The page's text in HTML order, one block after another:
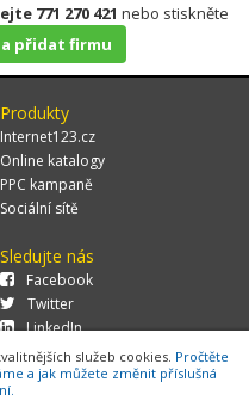
771 270 421 nebo stiskněte
přidat firmu
Produkty
Internet123.cz
Online katalogy
PPC kampaně
Sociální sítě
Sledujte nás
Facebook
Twitter
LinkedIn
služeb cookies. Pročtěte
a jak můžete změnit příslušná